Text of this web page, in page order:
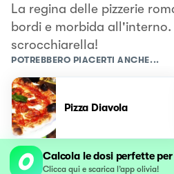
La regina delle pizzerie
bordi e morbida
scrocchiarella!
POTREBBERO PIACERTI ANCHE...
Pizza Diavola
Calcola le dosi perfette
Clicca qui e scarica l’app olivia!